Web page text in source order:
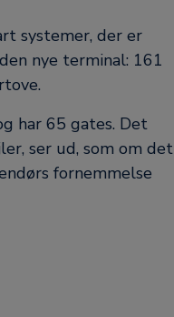
systemer, der er
nye terminal: 161
har 65 gates. Det
ser ud, som om det
fornemmelse